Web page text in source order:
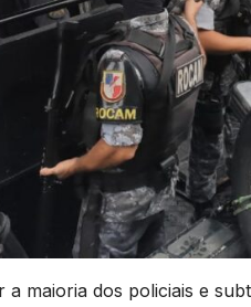
maioria dos policiais e